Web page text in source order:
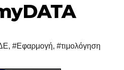
, #Εφαρμογή, #τιμολόγηση